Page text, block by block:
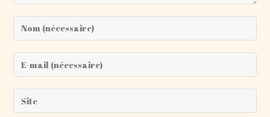
Enter
your
name
or
to
comment
Enter
your
email
address
Saisir
l’URL